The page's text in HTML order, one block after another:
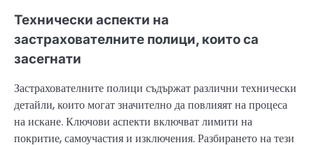
Технически аспекти на
застрахователните полици, които са
засегнати
Застрахователните полици съдържат различни технически
детайли, които могат значително да повлияят на процеса
на искане. Ключови аспекти включват лимити на
покритие, самоучастия и изключения. Разбирането на тези